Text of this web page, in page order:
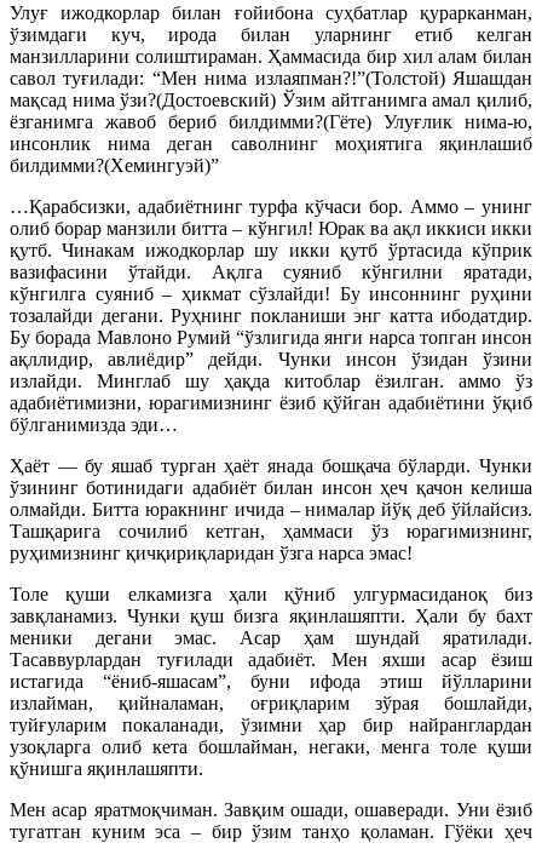
Улуғ ижодкорлар билан ғойибона суҳбатлар қурарканман,
ўзимдаги куч, ирода билан уларнинг етиб келган
манзилларини солиштираман. Ҳаммасида бир хил алам билан
савол туғилади: “Мен нима излаяпман?!”(Толстой) Яшашдан
мақсад нима ўзи?(Достоевский) Ўзим айтганимга амал қилиб,
ёзганимга жавоб бериб билдимми?(Гёте) Улуғлик нима-ю,
инсонлик нима деган саволнинг моҳиятига яқинлашиб
билдимми?(Хемингуэй)”
…Қарабсизки, адабиётнинг турфа кўчаси бор. Аммо – унинг
олиб борар манзили битта – кўнгил! Юрак ва ақл иккиси икки
қутб. Чинакам ижодкорлар шу икки қутб ўртасида кўприк
вазифасини ўтайди. Ақлга суяниб кўнгилни яратади,
кўнгилга суяниб – ҳикмат сўзлайди! Бу инсоннинг руҳини
тозалайди дегани. Руҳнинг покланиши энг катта ибодатдир.
Бу борада Мавлоно Румий “ўзлигида янги нарса топган инсон
ақллидир, авлиёдир” дейди. Чунки инсон ўзидан ўзини
излайди. Минглаб шу ҳақда китоблар ёзилган. аммо ўз
адабиётимизни, юрагимизнинг ёзиб қўйган адабиётини ўқиб
бўлганимизда эди…
Ҳаёт — бу яшаб турган ҳаёт янада бошқача бўларди. Чунки
ўзининг ботинидаги адабиёт билан инсон ҳеч қачон келиша
олмайди. Битта юракнинг ичида – нималар йўқ деб ўйлайсиз.
Ташқарига сочилиб кетган, ҳаммаси ўз юрагимизнинг,
руҳимизнинг қичқириқларидан ўзга нарса эмас!
Толе қуши елкамизга ҳали қўниб улгурмасиданоқ биз
завқланамиз. Чунки қуш бизга яқинлашяпти. Ҳали бу бахт
меники дегани эмас. Асар ҳам шундай яратилади.
Тасаввурлардан туғилади адабиёт. Мен яхши асар ёзиш
истагида “ёниб-яшасам”, буни ифода этиш йўлларини
излайман, қийналаман, оғриқларим зўрая бошлайди,
туйғуларим покаланади, ўзимни ҳар бир найранглардан
узоқларга олиб кета бошлайман, негаки, менга толе қуши
қўнишга яқинлашяпти.
Мен асар яратмоқчиман. Завқим ошади, ошаверади. Уни ёзиб
тугатган куним эса – бир ўзим танҳо қоламан. Гўёки ҳеч